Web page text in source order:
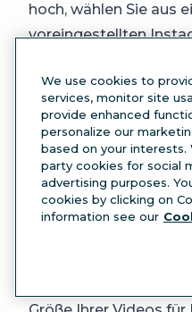
hoch, wählen Sie aus
voreingestellten
Kapwing
Wenn Ihr Instagram-
ist, können Sie die
kostenlos ändern.
hoch und ändern Sie
an die Vorgabenn
We use cookies to
services, monitor site
provide enhanced
personalize our
based on your
party cookies for social
advertising purposes.
cookies by clicking on
information see our